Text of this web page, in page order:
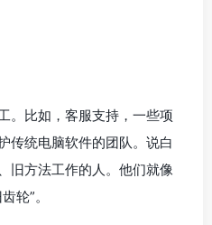
。比如，客服支持，一些项
传统电脑软件的团队。说白
旧方法工作的人。他们就像
轮”。